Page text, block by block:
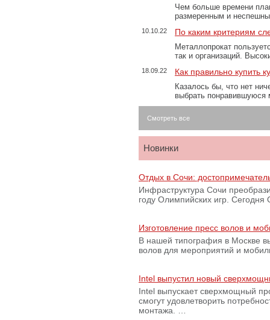
Чем больше времени
размеренным и
10.10.22 По каким критериям
Металлопрокат
так и организаций.
18.09.22 Как правильно купить
Казалось бы, что нет
выбрать
Смотреть все
Новинки
Отдых в Сочи:
Инфраструктура Сочи
году Олимпийских игр.
Изготовление пресс волов и
В нашей типография в Москве
волов для мероприятий и
Intel выпустил новый
Intel выпускает сверхмощный
смогут удовлетворить
монтажа. …